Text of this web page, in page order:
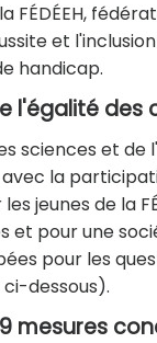
FÉDÉEH,
et
handicap.
l'égalité des
sciences et
la
jeunes de la
et pour une
pour les
dessous).
mesures